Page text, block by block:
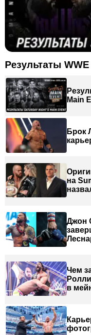
Результаты
Main
Брок
на
Джон
Чем
в